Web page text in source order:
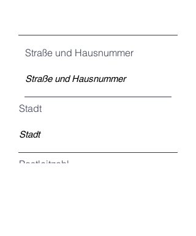
Straße und Hausnummer
Stadt
Postleitzahl